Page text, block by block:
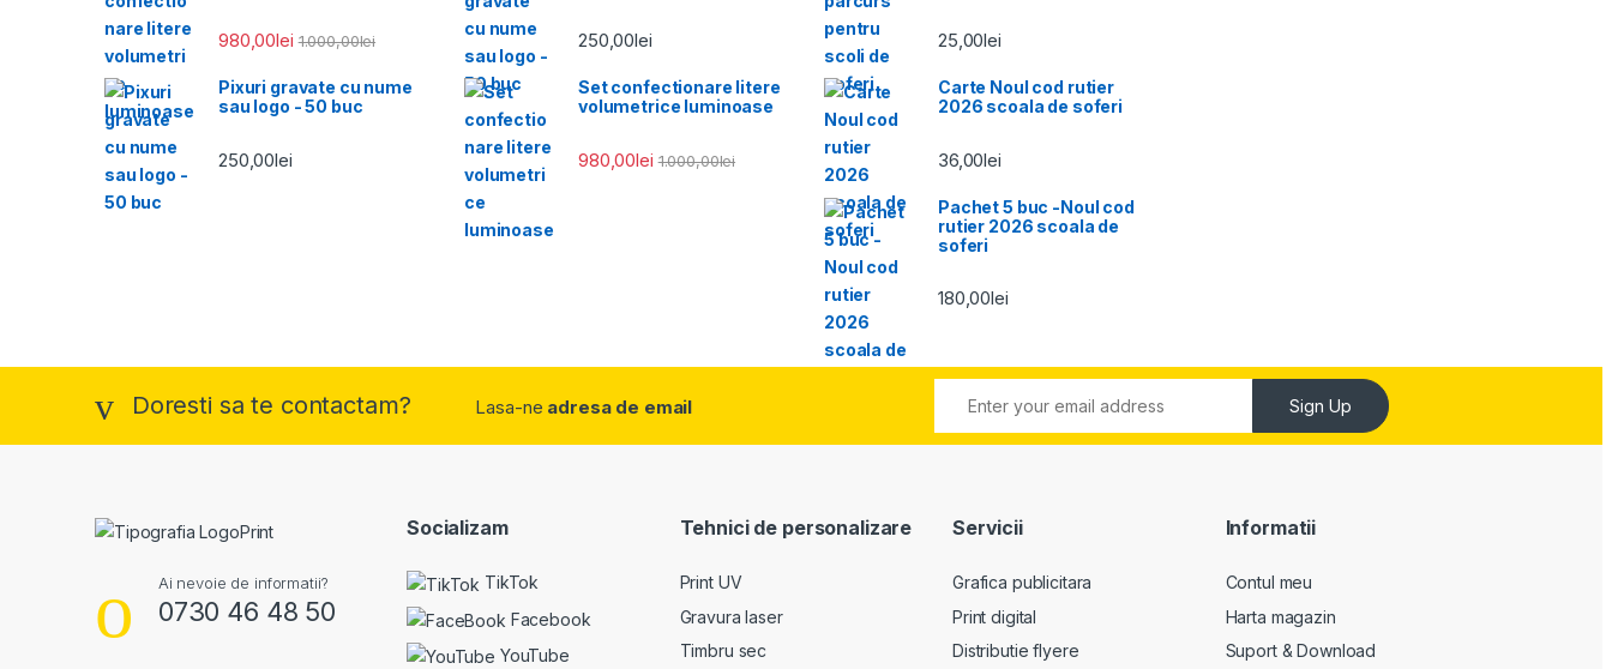
980,00lei 1.000,00lei
Pixuri gravate cu nume
sau logo - 50 buc
250,00lei
250,00lei
Set confectionare litere
volumetrice luminoase
980,00lei 1.000,00lei
25,00lei
Carte Noul cod rutier
2026 scoala de soferi
36,00lei
Pachet 5 buc -Noul cod
rutier 2026 scoala de
soferi
180,00lei
Doresti sa te contactam? Lasa-ne adresa de email Sign Up
Ai nevoie de informatii?
0730 46 48 50
Socializam
TikTok
Facebook
YouTube
Tehnici de personalizare
Print UV
Gravura laser
Timbru sec
Servicii
Grafica publicitara
Print digital
Distributie flyere
Informatii
Contul meu
Harta magazin
Suport & Download